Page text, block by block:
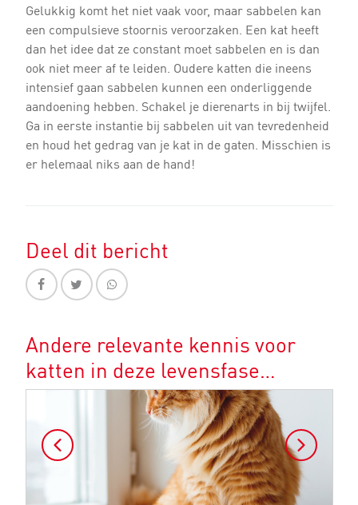
Gelukkig komt het niet vaak voor, maar sabbelen kan
een compulsieve stoornis veroorzaken. Een kat heeft
dan het idee dat ze constant moet sabbelen en is dan
ook niet meer af te leiden. Oudere katten die ineens
intensief gaan sabbelen kunnen een onderliggende
aandoening hebben. Schakel je dierenarts in bij twijfel.
Ga in eerste instantie bij sabbelen uit van tevredenheid
en houd het gedrag van je kat in de gaten. Misschien is
er helemaal niks aan de hand!
Deel dit bericht
Andere relevante kennis voor
katten in deze levensfase…